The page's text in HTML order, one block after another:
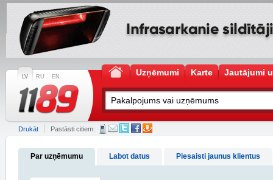
LV RU EN Uzņēmumi Karte Jautājumi
Drukāt Pastāsti citiem:
Par uzņēmumu Labot datus Piesaisti jaunus klientus